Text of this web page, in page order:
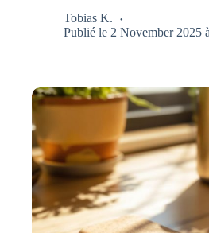
Tobias K.
Publié le 2 November 2025